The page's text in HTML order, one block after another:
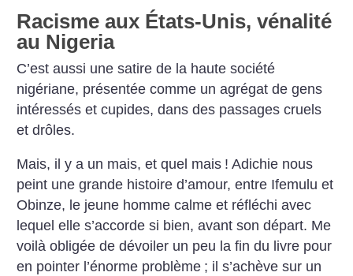
Racisme aux États-Unis, vénalité
au Nigeria
C’est aussi une satire de la haute société
nigériane, présentée comme un agrégat de gens
intéressés et cupides, dans des passages cruels
et drôles.
Mais, il y a un mais, et quel mais ! Adichie nous
peint une grande histoire d’amour, entre Ifemulu et
Obinze, le jeune homme calme et réfléchi avec
lequel elle s’accorde si bien, avant son départ. Me
voilà obligée de dévoiler un peu la fin du livre pour
en pointer l’énorme problème ; il s’achève sur un